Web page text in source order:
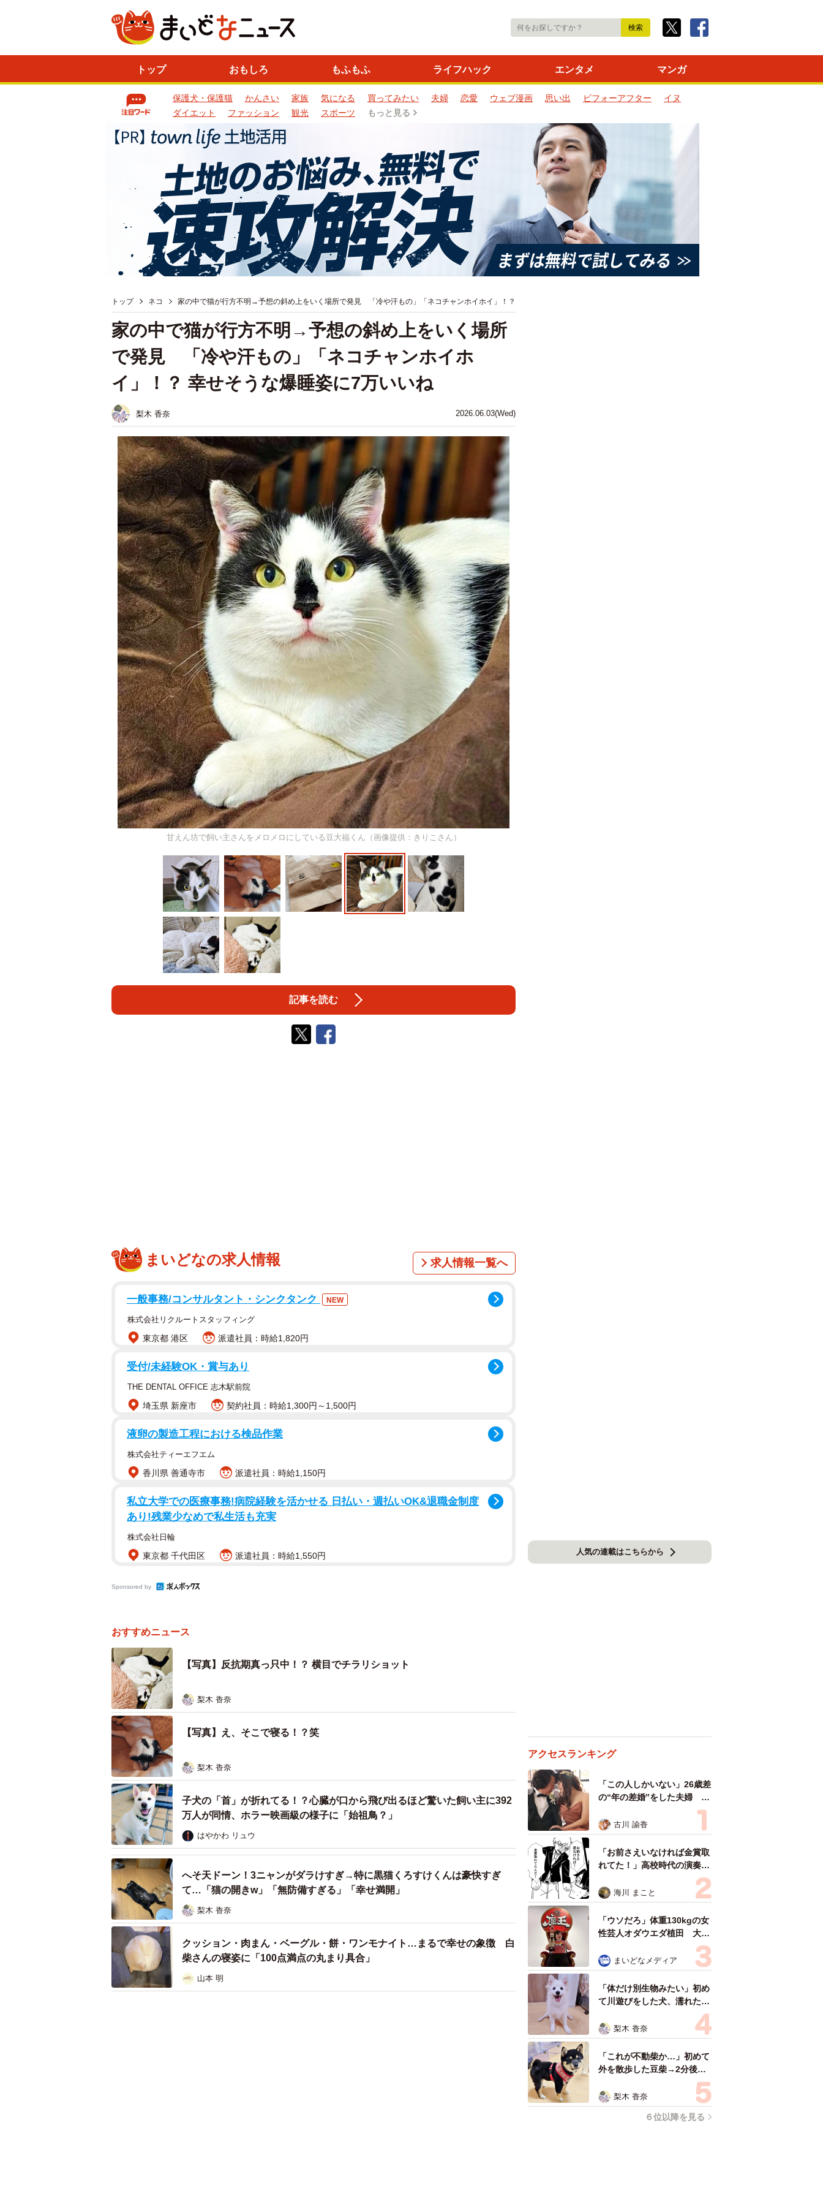
トップ おもしろ もふもふ ライフハック エンタメ マンガ
保護犬・保護猫 かんさい 家族 気になる 買ってみたい 夫婦 恋愛 ウェブ漫画 思い出 ビフォーアフター
イヌ
ダイエット
ファッション 観光 スポーツ もっと見る
トップ ネコ 家の中で猫が行方不明→予想の斜め上をいく場所で発見 「冷や汗もの」「ネコチャンホイホイ」！？
2026.06.03(Wed)
家の中で猫が行方不明→予想の斜め上をいく場所
で発見 「冷や汗もの」「ネコチャンホイホ
イ」！？ 幸せそうな爆睡姿に7万いいね
梨木 香奈
甘えん坊で飼い主さんをメロメロにしている豆大福くん（画像提供：きりこさん）
記事を読む
まいどなの求人情報 求人情報一覧へ
一般事務/コンサルタント・シンクタンク NEW
株式会社リクルートスタッフィング
東京都 港区 派遣社員：時給1,820円
受付/未経験OK・賞与あり
THE DENTAL OFFICE 志木駅前院
埼玉県 新座市 契約社員：時給1,300円～1,500円
液卵の製造工程における検品作業
株式会社ティーエフエム
香川県 善通寺市 派遣社員：時給1,150円
私立大学での医療事務!病院経験を活かせる 日払い・週払いOK&退職金制度
あり!残業少なめで私生活も充実
株式会社日輪
東京都 千代田区 派遣社員：時給1,550円
Sponsored by
おすすめニュース
【写真】反抗期真っ只中！？ 横目でチラリショット
梨木 香奈
【写真】え、そこで寝る！？笑
梨木 香奈
子犬の「首」が折れてる！？心臓が口から飛び出るほど驚いた飼い主に392
万人が同情、ホラー映画級の様子に「始祖鳥？」
はやかわ リュウ
へそ天ドーン！3ニャンがダラけすぎ→特に黒猫くろすけくんは豪快すぎ
て…「猫の開きw」「無防備すぎる」「幸せ満開」
梨木 香奈
クッション・肉まん・ベーグル・餅・ワンモナイト…まるで幸せの象徴 白
柴さんの寝姿に「100点満点の丸まり具合」
山本 明
人気の連載はこちらから
アクセスランキング
「この人しかいない」26歳差
の“年の差婚”をした夫婦 出
会いは？反対する声はなかっ
た？ 今の思いを聞いた
古川 諭香
「お前さえいなければ金賞取
れてた！」高校時代の演奏会
がトラウマ……責められた学
生は楽器修理職人に 10年後
再会した因縁の相手から思わ
ぬ申し出【漫画】
海川 まこと
「ウソだろ」体重130kgの女
性芸人オダウエダ植田 大学
時代のほっそり姿に「マジ
で」 まいどなメディア
「体だけ別生物みたい」初め
て川遊びをした犬、濡れた直
後の激変ぶりが話題 「新種
だ！」「河童だ」「毛刈りさ
れたあとの羊」
梨木 香奈
「これが不動柴か…」初めて
外を散歩した豆柴→2分後、
足元でうるうる 「かわいす
ぎる」「ぬいぐるみみたい」
梨木 香奈
６位以降を見る